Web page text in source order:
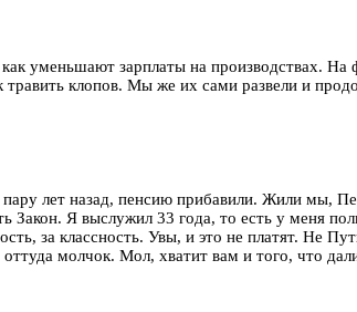
уменьшают зарплаты на производствах. На
клопов. Мы же их сами развели и
лет назад, пенсию прибавили. Жили мы,
Я выслужил 33 года, то есть у меня
за классность. Увы, и это не платят. Не
молчок. Мол, хватит вам и того, что